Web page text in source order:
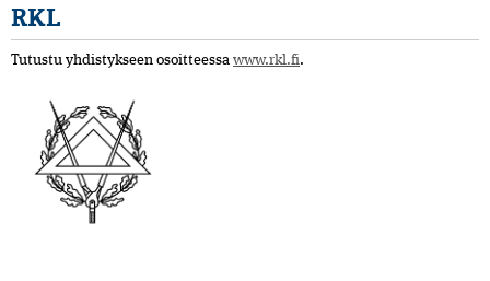
RKL
Tutustu yhdistykseen osoitteessa www.rkl.fi.